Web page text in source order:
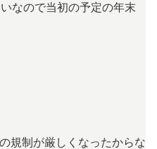
なので当初の予定の年末
規制が厳しくなったからな